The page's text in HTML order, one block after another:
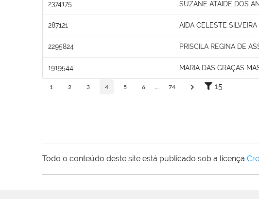
2374175 SUZANE ATAIDE DOS
287121 AIDA CELESTE SILVEIRA
2295824 PRISCILA REGINA DE
1919544 MARIA DAS GRAÇAS
1 2 3 4 5 6 74 15
Todo o conteúdo deste site está publicado sob a licença